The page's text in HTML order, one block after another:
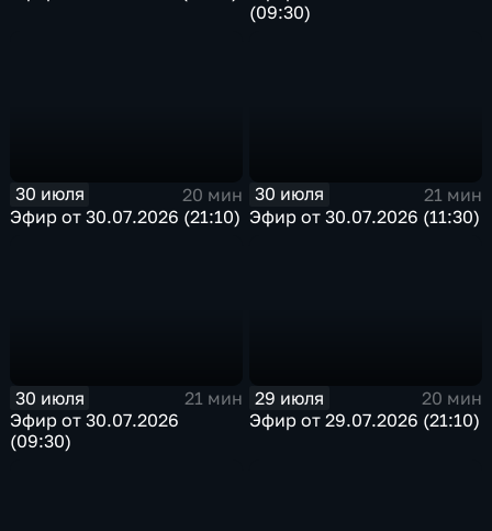
(09:30)
30 июля
20 мин
Эфир от 30.07.2026 (21:10)
30 июля
21 мин
Эфир от 30.07.2026 (11:30)
30 июля
21 мин
Эфир от 30.07.2026
(09:30)
29 июля
20 мин
Эфир от 29.07.2026 (21:10)